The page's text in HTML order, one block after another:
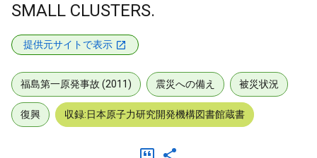
SMALL CLUSTERS.
提供元サイトで表示
福島第一原発事故 (2011) 震災への備え 被災状況
復興 収録:日本原子力研究開発機構図書館蔵書